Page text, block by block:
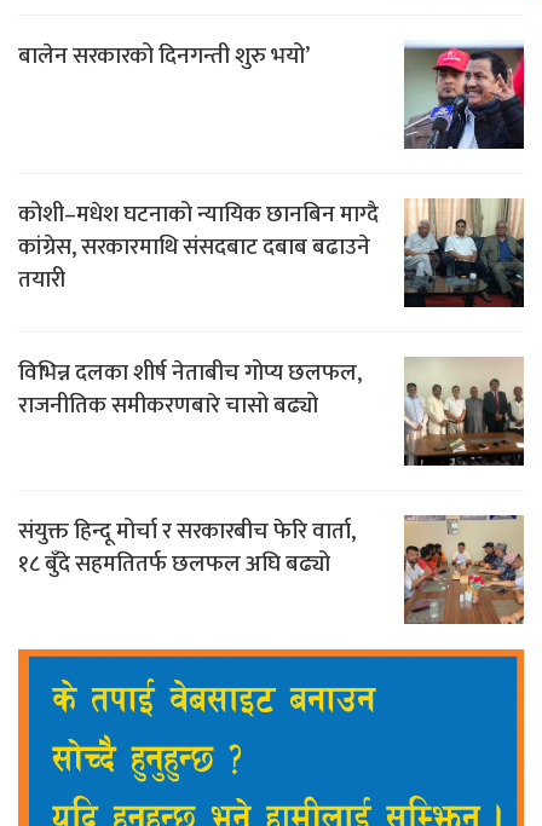
बालेन सरकारको दिनगन्ती शुरु भयो’
कोशी–मधेश घटनाको न्यायिक छानबिन माग्दै
कांग्रेस, सरकारमाथि संसदबाट दबाब बढाउने
तयारी
विभिन्न दलका शीर्ष नेताबीच गोप्य छलफल,
राजनीतिक समीकरणबारे चासो बढ्यो
संयुक्त हिन्दू मोर्चा र सरकारबीच फेरि वार्ता,
१८ बुँदे सहमतितर्फ छलफल अघि बढ्यो